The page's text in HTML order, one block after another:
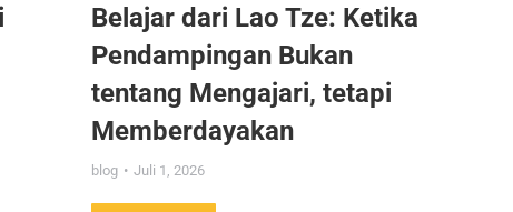
Belajar dari Lao Tze: Ketika
Pendampingan Bukan
tentang Mengajari, tetapi
Memberdayakan
blog Juli 1, 2026